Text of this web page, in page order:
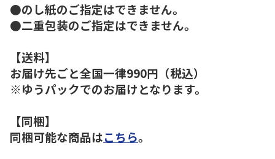
●のし紙のご指定はできません。
●二重包装のご指定はできません。
【送料】
お届け先ごと全国一律990円（税込）
※ゆうパックでのお届けとなります。
【同梱】
同梱可能な商品はこちら。